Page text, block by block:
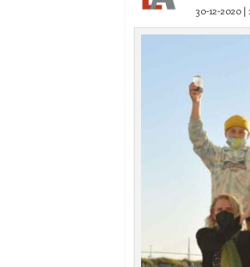
30-12-2020 |